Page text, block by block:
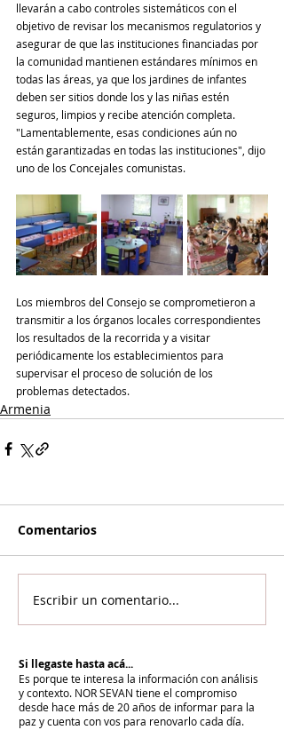
llevarán a cabo controles sistemáticos con el
objetivo de revisar los mecanismos regulatorios y
asegurar de que las instituciones financiadas por
la comunidad mantienen estándares mínimos en
todas las áreas, ya que los jardines de infantes
deben ser sitios donde los y las niñas estén
seguros, limpios y recibe atención completa.
"Lamentablemente, esas condiciones aún no
están garantizadas en todas las instituciones", dijo
uno de los Concejales comunistas.
Los miembros del Consejo se comprometieron a
transmitir a los órganos locales correspondientes
los resultados de la recorrida y a visitar
periódicamente los establecimientos para
supervisar el proceso de solución de los
problemas detectados.
Armenia
Comentarios
Escribir un comentario...
Si llegaste hasta acá...
Es porque te interesa la información con análisis
y contexto. NOR SEVAN tiene el compromiso
desde hace más de 20 años de informar para la
paz y cuenta con vos para renovarlo cada día.